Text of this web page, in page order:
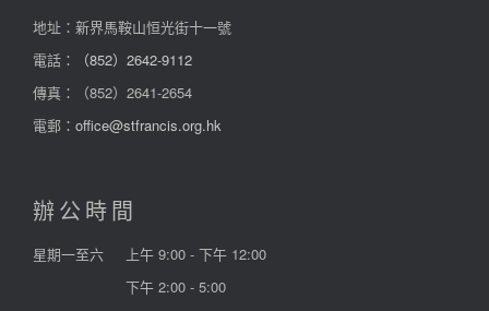
地址：新界馬鞍山恒光街十一號
電話：
（852）2642-9112
傳真：（852）2641-2654
電郵： office@stfrancis.org.hk
辦公時間
星期一至六
上午 9:00 - 下午 12:00
下午 2:00 - 5:00